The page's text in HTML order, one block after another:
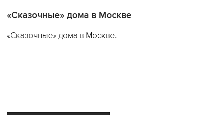
«Сказочные» дома в Москве
«Сказочные» дома в Москве.